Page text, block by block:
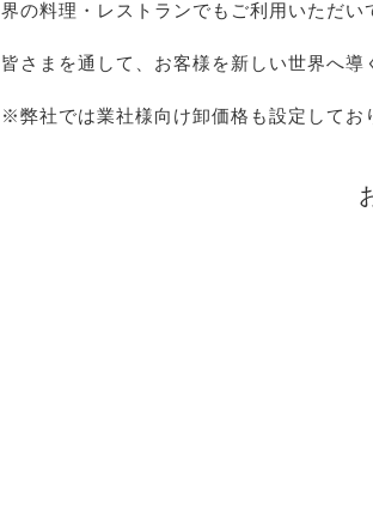
界の料理・レストランでもご利用いただい
皆さまを通して、お客様を新しい世界へ
※弊社では業社様向け卸価格も設定してお